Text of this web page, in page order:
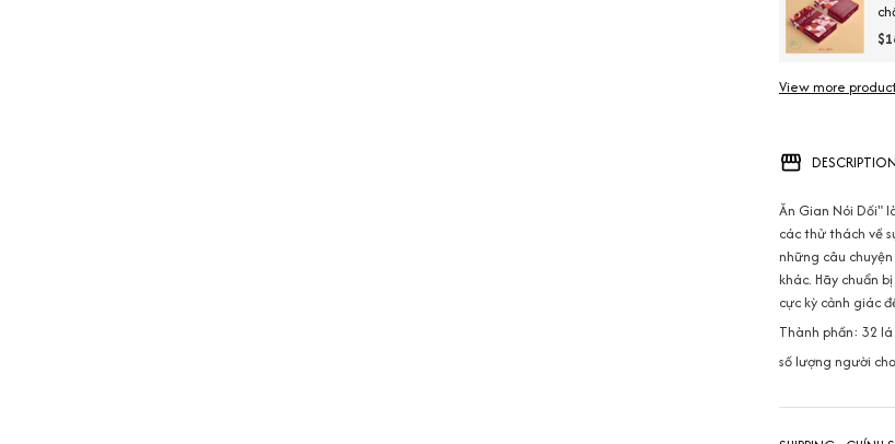
View more
Ăn Gian Nói Dối"
các thử thách về
những câu
khác. Hãy chuẩn
cực kỳ cảnh giác
Thành phần: 32
số lượng người